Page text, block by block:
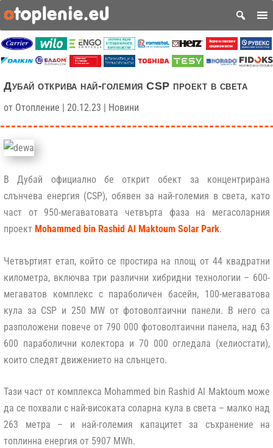
Дубай открива най-големия CSP проект в света
от Отопление | 20.12.23 | Новини
В Дубай официално бе открит обект за концентрирана
слънчева енергия (CSP), обявен за най-големия в света, като
част от 950-мегаватовата четвърта фаза на мегасоларния
проект Mohammed bin Rashid Al Maktoum Solar Park.
Четвъртият етап, който се простира на площ от 44 квадратни
километра, включва три различни хибридни технологии – 600-
мегаватов комплекс с параболичен басейн, 100-мегаватова
кула за CSP и 250 MW от фотоволтаични панели. В него са
разположени повече от 790 000 фотоволтаични панела, над 63
600 параболични колектора и 70 000 огледала (хелиостати),
които следят движението на слънцето.
Тази част от комплекса Mohammed bin Rashid Al Maktoum може
да се похвали с най-високата соларна кула в света – малко над
263 метра – и най-големия капацитет за съхранение на
топлинна енергия от 5907 MWh.